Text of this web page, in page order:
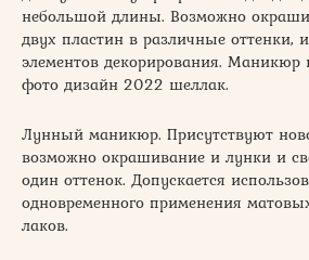
небольшой длины. Возможно
двух пластин в различные оттенки,
элементов декорирования. Маникюр
фото дизайн 2022 шеллак.
Лунный маникюр. Присутствуют
возможно окрашивание и лунки и
один оттенок. Допускается
одновременного применения
лаков.